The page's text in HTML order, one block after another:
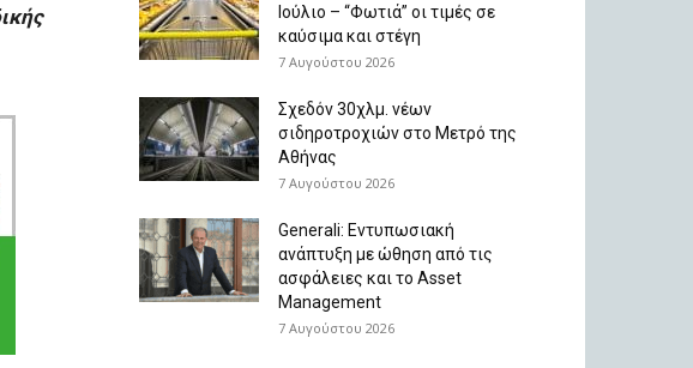
Ιούλιο – “Φωτιά” οι τιμές σε
καύσιμα και στέγη
7 Αυγούστου 2026
Σχεδόν 30χλμ. νέων
σιδηροτροχιών στο Μετρό της
Αθήνας
7 Αυγούστου 2026
Generali: Eντυπωσιακή
ανάπτυξη με ώθηση από τις
ασφάλειες και το Asset
Management
7 Αυγούστου 2026